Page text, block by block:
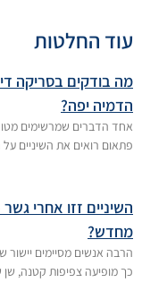
עוד החלטות
מה בודקים בסריקה
הדמיה יפה?
אחד הדברים שמרשימים
פתאום רואים את השיניים
השיניים זזו אחרי
מחדש?
הרבה אנשים מסיימים יישור
כך מופיעה צפיפות קטנה, שן